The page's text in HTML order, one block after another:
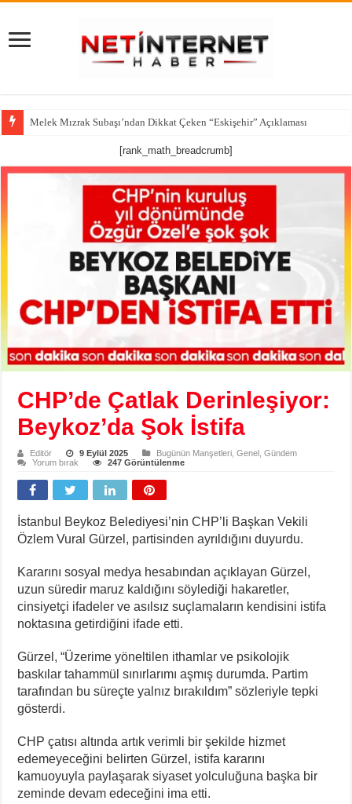
Melek Mızrak Subaşı’ndan Dikkat Çeken “Eskişehir” Açıklaması
[rank_math_breadcrumb]
CHP’de Çatlak Derinleşiyor:
Beykoz’da Şok İstifa
Editör 9 Eylül 2025 Bugünün Manşetleri ,Genel ,Gündem
Yorum bırak
247 Görüntülenme
İstanbul Beykoz Belediyesi’nin CHP’li Başkan Vekili
Özlem Vural Gürzel, partisinden ayrıldığını duyurdu.
Kararını sosyal medya hesabından açıklayan Gürzel,
uzun süredir maruz kaldığını söylediği hakaretler,
cinsiyetçi ifadeler ve asılsız suçlamaların kendisini istifa
noktasına getirdiğini ifade etti.
Gürzel, “Üzerime yöneltilen ithamlar ve psikolojik
baskılar tahammül sınırlarımı aşmış durumda. Partim
tarafından bu süreçte yalnız bırakıldım” sözleriyle tepki
gösterdi.
CHP çatısı altında artık verimli bir şekilde hizmet
edemeyeceğini belirten Gürzel, istifa kararını
kamuoyuyla paylaşarak siyaset yolculuğuna başka bir
zeminde devam edeceğini ima etti.